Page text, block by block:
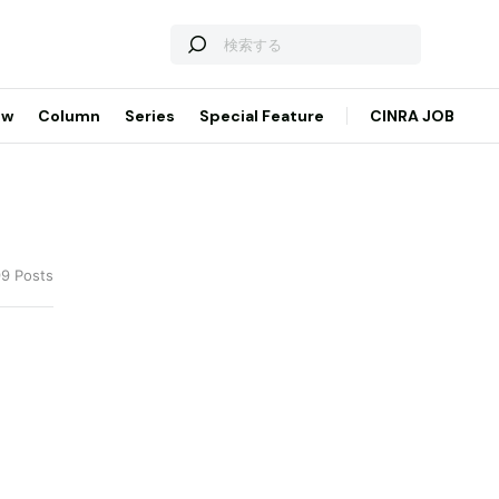
Column Series Special Feature CINRA JOB
Posts